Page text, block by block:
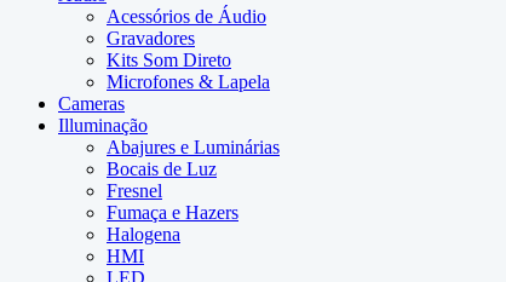
Acessórios de Áudio
Gravadores
Kits Som Direto
Microfones & Lapela
Cameras
Illuminação
Abajures e Luminárias
Bocais de Luz
Fresnel
Fumaça e Hazers
Halogena
HMI